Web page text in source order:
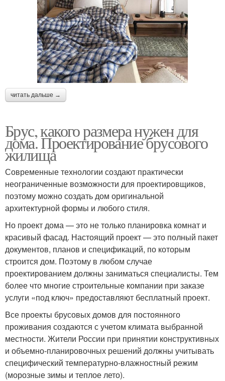
читать дальше →
Брус, какого размера нужен для
дома. Проектирование брусового
жилища
Современные технологии создают практически
неограниченные возможности для проектировщиков,
поэтому можно создать дом оригинальной
архитектурной формы и любого стиля.
Но проект дома — это не только планировка комнат и
красивый фасад. Настоящий проект — это полный пакет
документов, планов и спецификаций, по которым
строится дом. Поэтому в любом случае
проектированием должны заниматься специалисты. Тем
более что многие строительные компании при заказе
услуги «под ключ» предоставляют бесплатный проект.
Все проекты брусовых домов для постоянного
проживания создаются с учетом климата выбранной
местности. Жители России при принятии конструктивных
и объемно-планировочных решений должны учитывать
специфический температурно-влажностный режим
(морозные зимы и теплое лето).